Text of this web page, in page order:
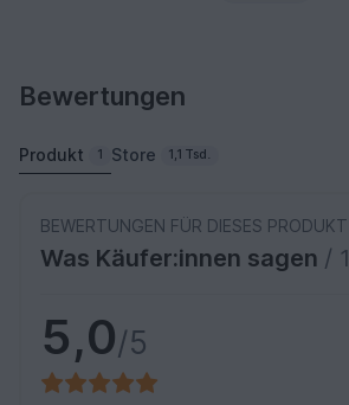
Bewertungen
Produkt 1 Store 1,1 Tsd.
BEWERTUNGEN FÜR DIESES PRODUKT
Was Käufer:innen sagen / 1
5,0/5